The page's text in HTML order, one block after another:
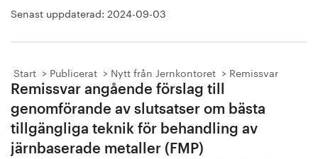
Senast uppdaterad: 2024-09-03
Start Publicerat Nytt från Jernkontoret Remissvar
Remissvar angående förslag till
genomförande av slutsatser om bästa
tillgängliga teknik för behandling av
järnbaserade metaller (FMP)